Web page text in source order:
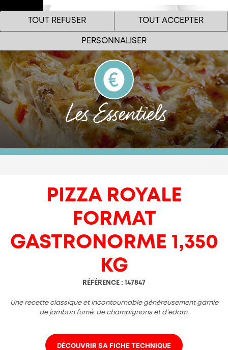
Espace
Pro
Les Essentiels
PIZZA ROYALE
FORMAT
GASTRONORME 1,350
KG
RÉFÉRENCE : 147847
Une recette classique et incontournable généreusement garnie
de jambon fumé, de champignons et d’edam.
DÉCOUVRIR SA FICHE TECHNIQUE
Le site internet Marie Restauration utilise des cookies
!
présente sur chaque page de notre site. En autorisant ces
services tiers, vous acceptez le dépôt et la lecture de cookies et
TOUT REFUSER TOUT ACCEPTER
PERSONNALISER